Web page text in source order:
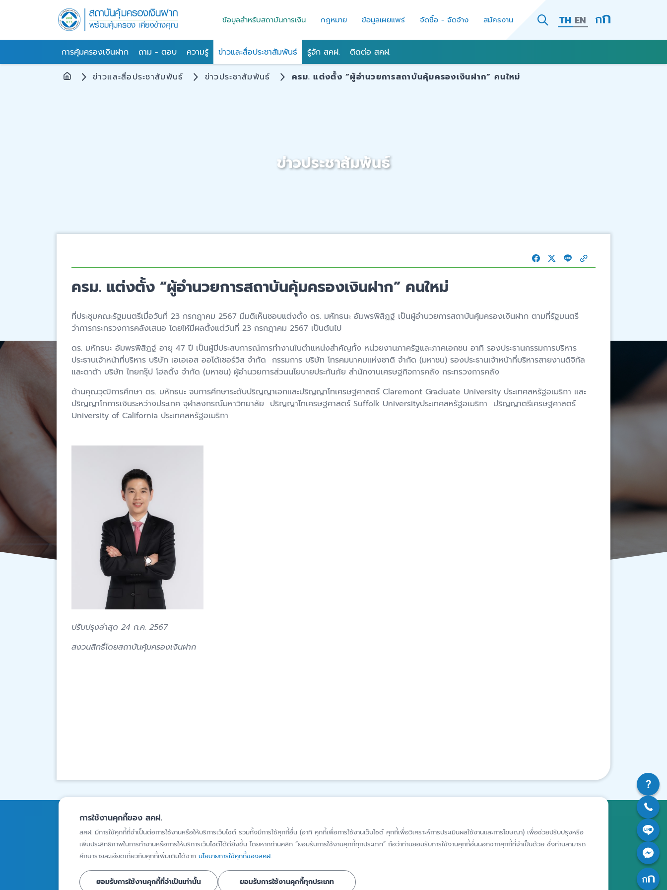
ข้อมูลสำหรับสถาบันการเงิน กฎหมาย ข้อมูลเผยแพร่ จัดซื้อ - จัดจ้าง สมัครงาน TH EN
การคุ้มครองเงินฝาก ถาม - ตอบ ความรู้ ข่าวและสื่อประชาสัมพันธ์ รู้จัก สคฝ. ติดต่อ สคฝ.
ข่าวและสื่อประชาสัมพันธ์ ข่าวประชาสัมพันธ์ ครม. แต่งตั้ง “ผู้อำนวยการสถาบันคุ้มครองเงินฝาก” คนใหม่
ข่าวประชาสัมพันธ์
ครม. แต่งตั้ง “ผู้อำนวยการสถาบันคุ้มครองเงินฝาก” คนใหม่
ที่ประชุมคณะรัฐมนตรีเมื่อวันที่ 23 กรกฎาคม 2567 มีมติเห็นชอบแต่งตั้ง ดร. มหัทธนะ อัมพรพิสิฏฐ์ เป็นผู้อำนวยการสถาบันคุ้มครองเงินฝาก ตามที่รัฐมนตรี
ว่าการกระทรวงการคลังเสนอ โดยให้มีผลตั้งแต่วันที่ 23 กรกฎาคม 2567 เป็นต้นไป
ดร. มหัทธนะ อัมพรพิสิฏฐ์ อายุ 47 ปี เป็นผู้มีประสบการณ์การทำงานในตำแหน่งสำคัญทั้ง หน่วยงานภาครัฐและภาคเอกชน อาทิ รองประธานกรรมการบริหาร
ประธานเจ้าหน้าที่บริหาร บริษัท เอเอเอส ออโต้เซอร์วิส จำกัด กรรมการ บริษัท โทรคมนาคมแห่งชาติ จำกัด (มหาชน) รองประธานเจ้าหน้าที่บริหารสายงานดิจิทัล
และดาต้า บริษัท ไทยกรุ๊ป โฮลดิ้ง จำกัด (มหาชน) ผู้อำนวยการส่วนนโยบายประกันภัย สำนักงานเศรษฐกิจการคลัง กระทรวงการคลัง
ด้านคุณวุฒิการศึกษา ดร. มหัทธนะ จบการศึกษาระดับปริญญาเอกและปริญญาโทเศรษฐศาสตร์ Claremont Graduate University ประเทศสหรัฐอเมริกา และ
ปริญญาโทการเงินระหว่างประเทศ จุฬาลงกรณ์มหาวิทยาลัย ปริญญาโทเศรษฐศาสตร์ Suffolk Universityประเทศสหรัฐอเมริกา ปริญญาตรีเศรษฐศาสตร์
University of California ประเทศสหรัฐอเมริกา
ปรับปรุงล่าสุด 24 ก.ค. 2567
สงวนสิทธิ์โดยสถาบันคุ้มครองเงินฝาก
การคุ้มครองเงินฝาก
สถาบันการเงินภายใต้ความ
คุ้มครอง
ผู้ฝากเงินที่ได้รับความ
คุ้มครอง
บทความ
Infographics
วิดีโอ
รู้จัก สคฝ.
บทบาท หน้าที่
ประวัติความเป็นมา
ติดต่อ สคฝ.
ติดต่อ/สอบถาม
สถาบันคุ้มครองเงินฝาก
อาคารเอสเจ อินฟินิท วัน บิสซิเนส
การใช้งานคุกกี้ของ สคฝ.
สคฝ. มีการใช้คุกกี้ที่จำเป็นต่อการใช้งานหรือให้บริการเว็บไซต์ รวมทั้งมีการใช้คุกกี้อื่น (อาทิ คุกกี้เพื่อการใช้งานเว็บไซต์ คุกกี้เพื่อวิเคราะห์การประเมินผลใช้งานและการโฆษณา) เพื่อช่วยปรับปรุงหรือ
เพิ่มประสิทธิภาพในการทำงานหรือการให้บริการเว็บไซต์ได้ดียิ่งขึ้น โดยหากท่านคลิก “ยอมรับการใช้งานคุกกี้ทุกประเภท” ถือว่าท่านยอมรับการใช้งานคุกกี้อื่นนอกจากคุกกี้ที่จำเป็นด้วย ซึ่งท่านสามารถ
ศึกษารายละเอียดเกี่ยวกับคุกกี้เพิ่มเติมได้จากนโยบายการใช้คุกกี้ของสคฝ.
ยอมรับการใช้งานคุกกี้ที่จำเป็นเท่านั้น ยอมรับการใช้งานคุกกี้ทุกประเภท